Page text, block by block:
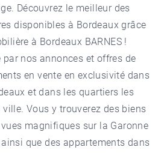
Découvrez le meilleur des
disponibles à Bordeaux grâce
à Bordeaux BARNES !
nos annonces et offres de
en vente en exclusivité dans
et dans les quartiers les
Vous y trouverez des biens
magnifiques sur la Garonne
que des appartements dans